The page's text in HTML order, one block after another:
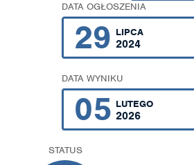
DATA OGŁOSZENIA
29 LIPCA
2024
DATA WYNIKU
05 LUTEGO
2026
STATUS